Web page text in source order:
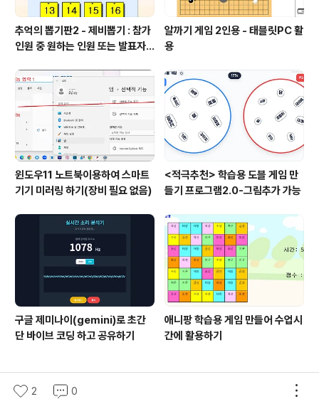
추억의 뽑기판2 - 제비뽑기 : 참가
인원 중 원하는 인원 또는 발표자
알까기 게임 2인용 - 태블릿PC 활
용
윈도우11 노트북이용하여 스마트
기기 미러링 하기(장비 필요 없음)
<적극추천> 학습용 도블 게임 만
들기 프로그램2.0-그림추가 가능
구글 제미나이(gemini)로 초간
단 바이브 코딩 하고 공유하기
애니팡 학습용 게임 만들어 수업시
간에 활용하기
2 0